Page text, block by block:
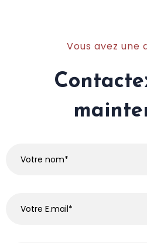
Vous avez une